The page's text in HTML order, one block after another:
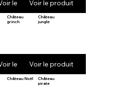
le produitVoir le produit
Château
grinch
le produit
Château
jungle
Voir le produit
Château Noël
Château
pirate